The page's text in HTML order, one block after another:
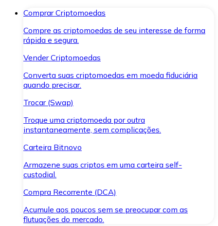
Comprar Criptomoedas
Compre as criptomoedas de seu interesse de forma
rápida e segura.
Vender Criptomoedas
Converta suas criptomoedas em moeda fiduciária
quando precisar.
Trocar (Swap)
Troque uma criptomoeda por outra
instantaneamente, sem complicações.
Carteira Bitnovo
Armazene suas criptos em uma carteira self-
custodial.
Compra Recorrente (DCA)
Acumule aos poucos sem se preocupar com as
flutuações do mercado.